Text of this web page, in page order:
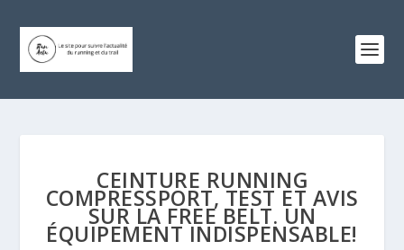
CEINTURE RUNNING
COMPRESSPORT, TEST ET AVIS
SUR LA FREE BELT. UN
ÉQUIPEMENT INDISPENSABLE!